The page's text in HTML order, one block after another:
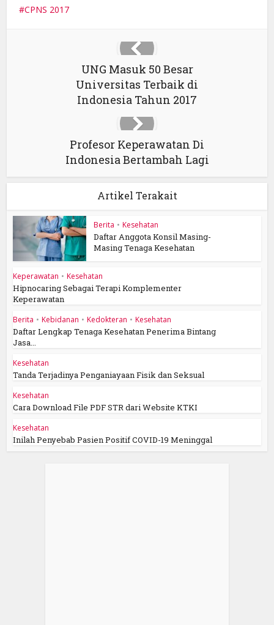
CPNS 2017
UNG Masuk 50 Besar
Universitas Terbaik di
Indonesia Tahun 2017
Profesor Keperawatan Di
Indonesia Bertambah Lagi
Artikel Terakait
Berita • Kesehatan
Daftar Anggota Konsil Masing-
Masing Tenaga Kesehatan
Keperawatan • Kesehatan
Hipnocaring Sebagai Terapi Komplementer
Keperawatan
Berita • Kebidanan • Kedokteran • Kesehatan
Daftar Lengkap Tenaga Kesehatan Penerima Bintang
Jasa...
Kesehatan
Tanda Terjadinya Penganiayaan Fisik dan Seksual
Kesehatan
Cara Download File PDF STR dari Website KTKI
Kesehatan
Inilah Penyebab Pasien Positif COVID-19 Meninggal